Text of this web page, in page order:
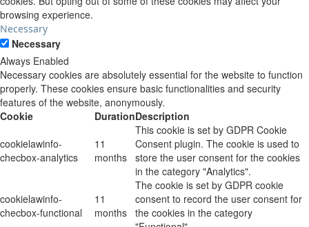
browsing experience.
Necessary
Necessary
Always Enabled
Necessary cookies are absolutely essential for the website to function
properly. These cookies ensure basic functionalities and security
features of the website, anonymously.
Cookie
DurationDescription
cookielawinfo-
checbox-analytics
11
months
This cookie is set by GDPR Cookie
Consent plugin. The cookie is used to
store the user consent for the cookies
in the category "Analytics".
cookielawinfo-
checbox-functional
11
months
The cookie is set by GDPR cookie
consent to record the user consent for
the cookies in the category